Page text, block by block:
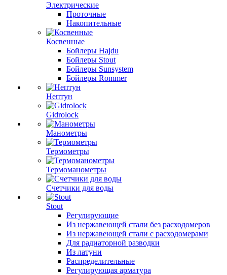
Электрические
Проточные
Накопительные
Косвенные
Бойлеры Hajdu
Бойлеры Stout
Бойлеры Sunsystem
Бойлеры Rommer
Нептун
Gidrolock
Манометры
Термометры
Термоманометры
Счетчики для воды
Stout
Регулирующие
Из нержавеющей стали без расходомеров
Из нержавеющей стали с расходомерами
Для радиаторной разводки
Из латуни
Распределительные
Регулирующая арматура